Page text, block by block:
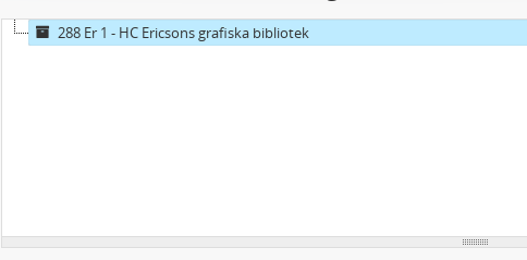
288 Er 1 - HC Ericsons grafiska bibliotek